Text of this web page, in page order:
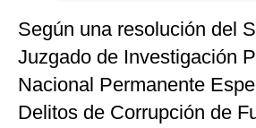
Según una resolución del
Juzgado de Investigación
Nacional Permanente
Delitos de Corrupción de